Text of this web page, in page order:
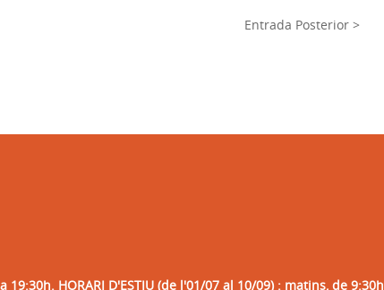
Entrada Posterior >
HORARI D'ESTIU (de l'01/07 al 10/09) : matins, de 9:30h